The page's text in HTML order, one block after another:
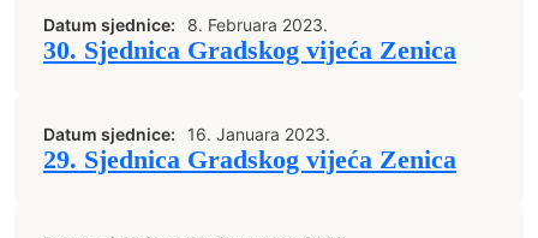
Datum sjednice: 8. Februara 2023.
30. Sjednica Gradskog vijeća Zenica
Datum sjednice: 16. Januara 2023.
29. Sjednica Gradskog vijeća Zenica